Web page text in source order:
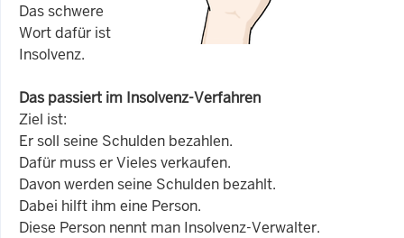
Das schwere
Wort dafür ist
Insolvenz.
Das passiert im Insolvenz-Verfahren
Ziel ist:
Er soll seine Schulden bezahlen.
Dafür muss er Vieles verkaufen.
Davon werden seine Schulden bezahlt.
Dabei hilft ihm eine Person.
Diese Person nennt man Insolvenz-Verwalter.